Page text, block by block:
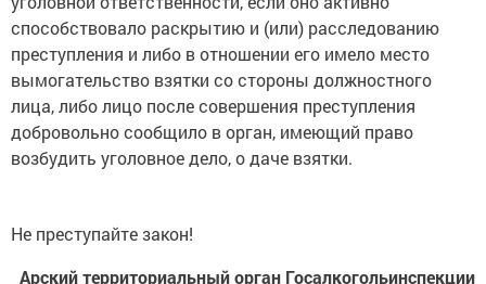
способствовало раскрытию и (или) расследованию
преступления и либо в отношении его имело место
вымогательство взятки со стороны должностного
лица, либо лицо после совершения преступления
добровольно сообщило в орган, имеющий право
возбудить уголовное дело, о даче взятки.